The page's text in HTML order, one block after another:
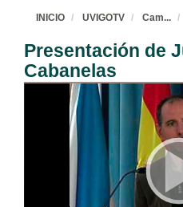
INICIO UVIGOTV Cam...
Presentación de
Cabanelas